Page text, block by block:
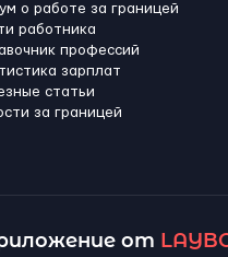
о работе за границей
работника
профессий
зарплат
статьи
за границей
от